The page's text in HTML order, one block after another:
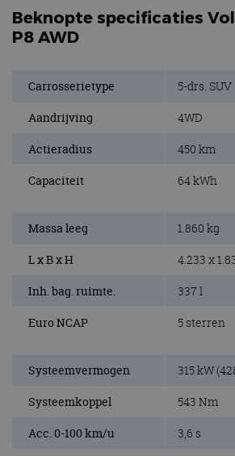
Beknopte specificaties
P8 AWD
Carrosserietype 5-drs. SUV
Aandrijving 4WD
Actieradius 450 km
Capaciteit 64 kWh
Massa leeg 1.860 kg
L x B x H 4.233 x
Inh. bag. ruimte. 337 l
Euro NCAP 5 sterren
Systeemvermogen 315 kW
Systeemkoppel 543 Nm
Acc. 0-100 km/u 3,6 s